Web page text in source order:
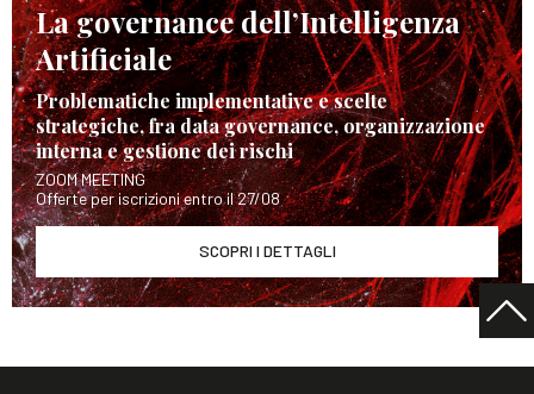
La governance dell’Intelligenza
Artificiale
Problematiche implementative e scelte
strategiche, fra data governance, organizzazione
interna e gestione dei rischi
ZOOM MEETING
Offerte per iscrizioni entro il 27/08
SCOPRI I DETTAGLI